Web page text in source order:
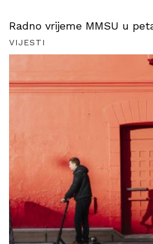
Radno vrijeme MMSU u
VIJESTI